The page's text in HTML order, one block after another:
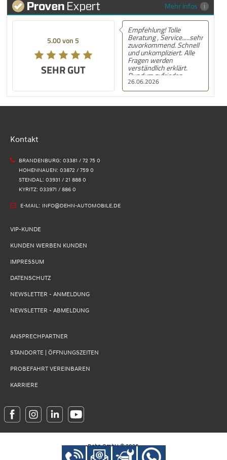
Mehr Infos
5.00 von 5
SEHR GUT
26.06.2026
Empfehlung! Tolle
Beratung , Service.....sehr
zuvorkommend. Schnell
und unkompliziert. Alle
Fragen werden
verständlich erklärt.
Rundum zufrieden.
Kontakt
BRANDENBURG: 03381 / 72 75 0
HOHENNAUEN: 03872 / 759 0
STENDAL: 03931 / 21 888 0
KYRITZ: 033971 / 886 0
E-MAIL: INFO@DEHN-AUTOMOBILE.DE
VIP-KUNDE
KUNDEN WERBEN KUNDEN
IMPRESSUM
DATENSCHUTZ
NEWSLETTER - ANMELDUNG
NEWSLETTER - ABMELDUNG
ANSPRECHPARTNER
STANDORTE | ÖFFNUNGSZEITEN
PROBEFAHRT VEREINBAREN
KARRIERE
Dehn GmbH © 2026